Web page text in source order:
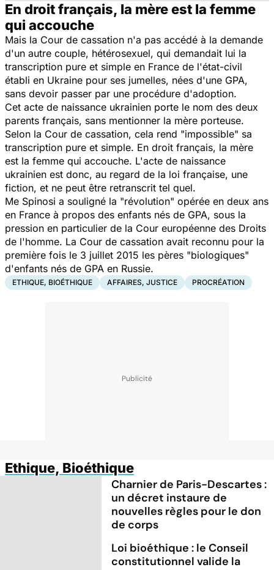
En droit français, la mère est la femme
qui accouche
Mais la Cour de cassation n'a pas accédé à la demande
d'un autre couple, hétérosexuel, qui demandait lui la
transcription pure et simple en France de l'état-civil
établi en Ukraine pour ses jumelles, nées d'une GPA,
sans devoir passer par une procédure d'adoption.
Cet acte de naissance ukrainien porte le nom des deux
parents français, sans mentionner la mère porteuse.
Selon la Cour de cassation, cela rend "impossible" sa
transcription pure et simple. En droit français, la mère
est la femme qui accouche. L'acte de naissance
ukrainien est donc, au regard de la loi française, une
fiction, et ne peut être retranscrit tel quel.
Me Spinosi a souligné la "révolution" opérée en deux ans
en France à propos des enfants nés de GPA, sous la
pression en particulier de la Cour européenne des Droits
de l'homme. La Cour de cassation avait reconnu pour la
première fois le 3 juillet 2015 les pères "biologiques"
d'enfants nés de GPA en Russie.
ETHIQUE, BIOÉTHIQUE AFFAIRES, JUSTICE PROCRÉATION
Ethique, Bioéthique
Charnier de Paris-Descartes :
un décret instaure de
nouvelles règles pour le don
de corps
Loi bioéthique : le Conseil
constitutionnel valide la